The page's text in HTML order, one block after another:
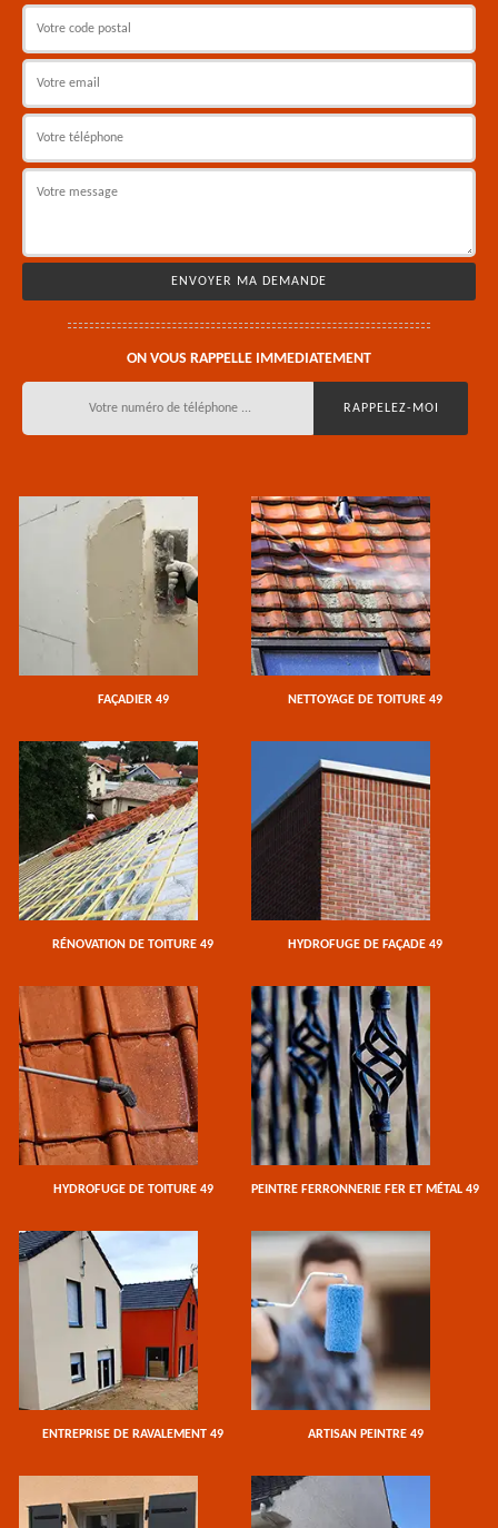
ON VOUS RAPPELLE IMMEDIATEMENT
FAÇADIER 49 NETTOYAGE DE TOITURE 49
RÉNOVATION DE TOITURE 49 HYDROFUGE DE FAÇADE 49
HYDROFUGE DE TOITURE 49 PEINTRE FERRONNERIE FER ET MÉTAL 49
ENTREPRISE DE RAVALEMENT 49 ARTISAN PEINTRE 49